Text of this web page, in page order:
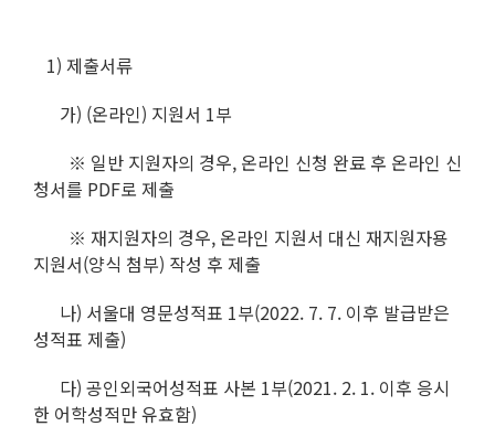
1) 제출서류
가) (온라인) 지원서 1부
※ 일반 지원자의 경우, 온라인 신청 완료 후 온라인 신
청서를 PDF로 제출
※ 재지원자의 경우, 온라인 지원서 대신 재지원자용
지원서(양식 첨부) 작성 후 제출
나) 서울대 영문성적표 1부(2022. 7. 7. 이후 발급받은
성적표 제출)
다) 공인외국어성적표 사본 1부(2021. 2. 1. 이후 응시
한 어학성적만 유효함)